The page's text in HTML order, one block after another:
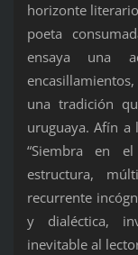
horizonte
poeta
ensaya una
una tradición
uruguaya. Afín
“Siembra en
estructura,
recurrente
y dialéctica,
inevitable al